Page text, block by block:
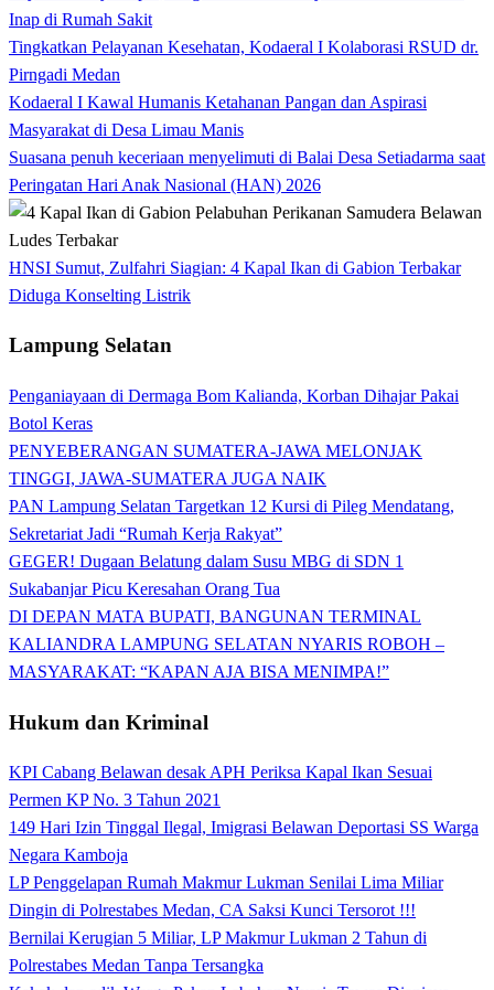
Inap di Rumah Sakit
Tingkatkan Pelayanan Kesehatan, Kodaeral I Kolaborasi RSUD dr.
Pirngadi Medan‎
Kodaeral I Kawal Humanis Ketahanan Pangan dan Aspirasi
Masyarakat di Desa Limau Manis
Suasana penuh keceriaan menyelimuti di Balai Desa Setiadarma saat
Peringatan Hari Anak Nasional (HAN) 2026
HNSI Sumut, Zulfahri Siagian: 4 Kapal Ikan di Gabion Terbakar
Diduga Konselting Listrik
Lampung Selatan
Penganiayaan di Dermaga Bom Kalianda, Korban Dihajar Pakai
Botol Keras
PENYEBERANGAN SUMATERA-JAWA MELONJAK
TINGGI, JAWA-SUMATERA JUGA NAIK
PAN Lampung Selatan Targetkan 12 Kursi di Pileg Mendatang,
Sekretariat Jadi “Rumah Kerja Rakyat”
GEGER! Dugaan Belatung dalam Susu MBG di SDN 1
Sukabanjar Picu Keresahan Orang Tua
DI DEPAN MATA BUPATI, BANGUNAN TERMINAL
KALIANDRA LAMPUNG SELATAN NYARIS ROBOH –
MASYARAKAT: “KAPAN AJA BISA MENIMPA!”
Hukum dan Kriminal
KPI Cabang Belawan desak APH Periksa Kapal Ikan Sesuai
Permen KP No. 3 Tahun 2021
149 Hari Izin Tinggal Ilegal, Imigrasi Belawan Deportasi SS Warga
Negara Kamboja
LP Penggelapan Rumah Makmur Lukman Senilai Lima Miliar
Dingin di Polrestabes Medan, CA Saksi Kunci Tersorot !!!
Bernilai Kerugian 5 Miliar, LP Makmur Lukman 2 Tahun di
Polrestabes Medan Tanpa Tersangka